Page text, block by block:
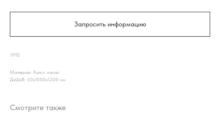
Запросить информацию
1995
Материал: Холст, масло
ДxШxВ: 50x1000x1200 мм
Смотрите также